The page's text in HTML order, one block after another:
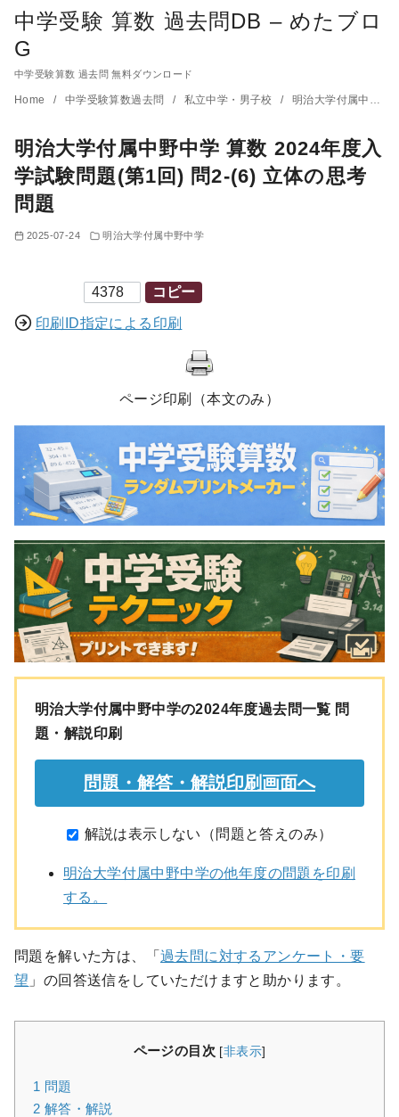
中学受験 算数 過去問DB – めたブロ
G
中学受験算数 過去問 無料ダウンロード
Home 中学受験算数過去問 私立中学・男子校 明治大学付属中野中学
明治大学付属中野中学 算数 2024年度入
学試験問題(第1回) 問2-(6) 立体の思考
問題
2025-07-24 明治大学付属中野中学
コピー
印刷ID指定による印刷
ページ印刷（本文のみ）
明治大学付属中野中学の2024年度過去問一覧 問
題・解説印刷
解説は表示しない（問題と答えのみ）
明治大学付属中野中学の他年度の問題を印刷
する。
問題を解いた方は、「 過去問に対するアンケート・要
望 」の回答送信をしていただけますと助かります。
ページの目次 [非表示]
1 問題
2 解答・解説